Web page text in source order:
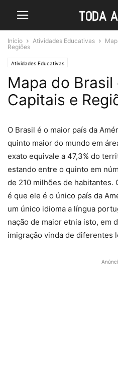
Início Atividades Educativas
Regiões
Atividades Educativas
Mapa do
Capitais e
O Brasil é o maior país da
quinto maior do mundo em
exato equivale a 47,3% do
estando entre o quinto em
de 210 milhões de habitantes.
é que ele é o único país da
um único idioma a língua
nação de maior etnia isto, em
imigração vinda de diferentes